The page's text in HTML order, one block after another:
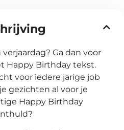
Ga dan voor
Happy Birthday tekst.
voor ìedere jarige job
gezichten al voor je
Happy Birthday